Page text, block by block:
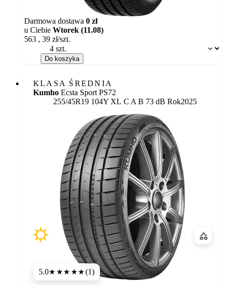
Dostępność:
Darmowa dostawa 0 zł
u Ciebie Wtorek (11.08)
563 , 39 zł/szt.
Do koszyka
KLASA ŚREDNIA
Kumho Ecsta Sport PS72
255/45R19 104Y XL Etykieta:
C A B 73 dB Rok2025
5.0★★★★★(1)